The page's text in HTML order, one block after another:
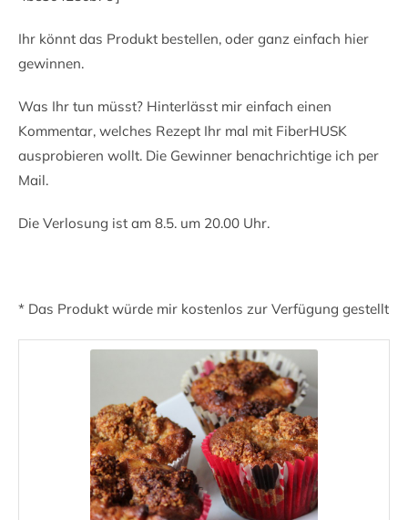
Ihr könnt das Produkt bestellen, oder ganz einfach hier
gewinnen.
Was Ihr tun müsst? Hinterlässt mir einfach einen
Kommentar, welches Rezept Ihr mal mit FiberHUSK
ausprobieren wollt. Die Gewinner benachrichtige ich per
Mail.
Die Verlosung ist am 8.5. um 20.00 Uhr.
* Das Produkt würde mir kostenlos zur Verfügung gestellt